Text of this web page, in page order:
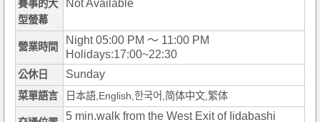
賽事的大
型螢幕
Not Available
營業時間
Night 05:00 PM ～ 11:00 PM
Holidays:17:00~22:30
公休日 Sunday
菜單語言 日本語,English,한국어,简体中文,繁体
5 min.walk from the West Exit of Iidabashi